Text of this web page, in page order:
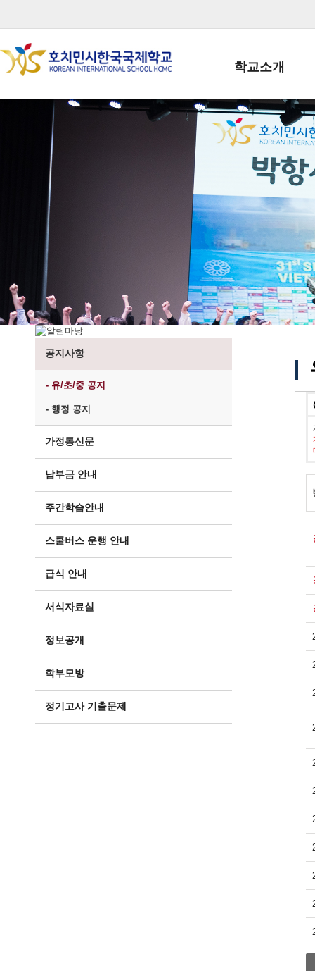
학교소개
학교장인사말
학생회장인사말
학교상징
학교 CI
교직원현황
학생현황
위치/전화
전경사진
공지사항
- 유/초/중 공지
- 행정 공지
가정통신문
납부금 안내
주간학습안내
스쿨버스 운행 안내
급식 안내
서식자료실
정보공개
학부모방
정기고사 기출문제